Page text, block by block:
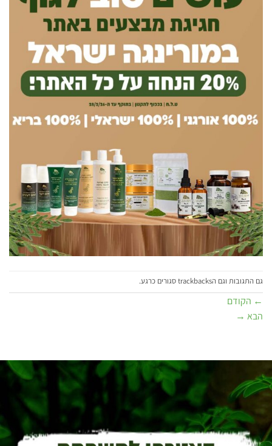
גם התגובות וגם הtrackbacks סגורים כרגע.
← הקודם
הבא →